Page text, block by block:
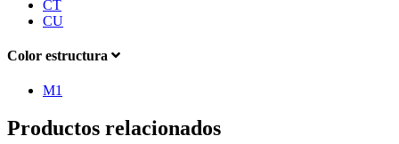
CT
CU
Color estructura
M1
Productos relacionados